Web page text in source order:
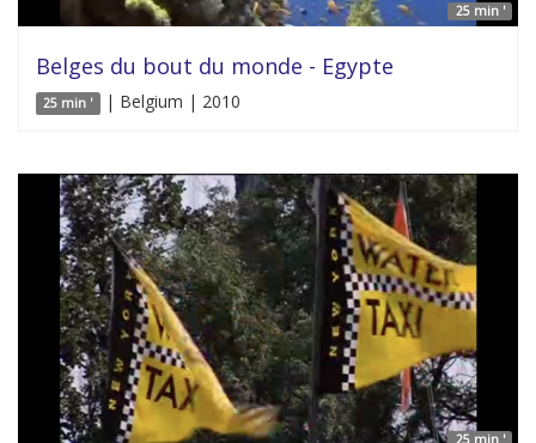
25 min '
Belges du bout du monde - Egypte
25 min ' | Belgium | 2010
25 min '